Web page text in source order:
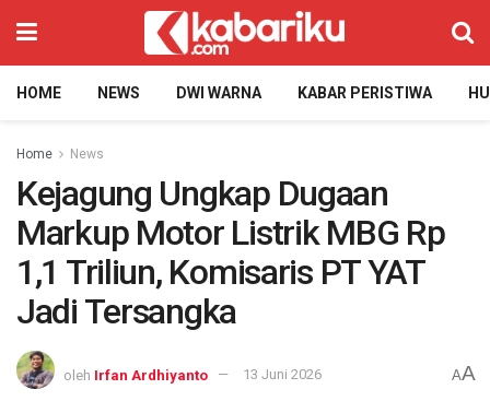
HOME NEWS DWI WARNA KABAR PERISTIWA
Home News
Kejagung Ungkap Dugaan
Markup Motor Listrik MBG Rp
1,1 Triliun, Komisaris PT YAT
Jadi Tersangka
oleh Irfan Ardhiyanto 13 Juni 2026 AA